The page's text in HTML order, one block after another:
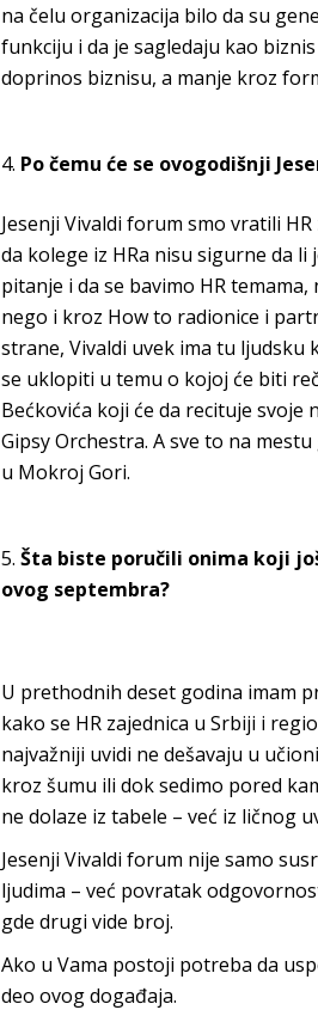
na čelu organizacija bilo da su
funkciju i da je sagledaju kao
doprinos biznisu, a manje kroz
Po čemu će se ovogodišnji
Jesenji Vivaldi forum smo vratili
da kolege iz HRa nisu sigurne da
pitanje i da se bavimo HR
nego i kroz How to radionice i
strane, Vivaldi uvek ima tu ljudsku
se uklopiti u temu o kojoj će biti
Bećkovića koji će da recituje svoje
Gipsy Orchestra. A sve to na
u Mokroj Gori.
Šta biste poručili onima koji
ovog septembra?
U prethodnih deset godina imam
kako se HR zajednica u Srbiji i
najvažniji uvidi ne dešavaju u
kroz šumu ili dok sedimo pored
ne dolaze iz tabele – već iz ličnog
Jesenji Vivaldi forum nije samo
ljudima – već povratak
gde drugi vide broj.
Ako u Vama postoji potreba da
deo ovog događaja.